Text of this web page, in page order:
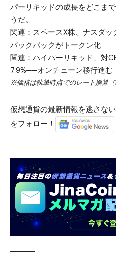
パーリキッドの成長をどこま
うだ。
関連： スペースX株、ナスダ
バックパックがトークン化
関連： ハイパーリキッド、対
7.9%──オンチェーン移行進む
※価格は執筆時点でのレート換算（1
仮想通貨の最新情報を逃さな
をフォロー！